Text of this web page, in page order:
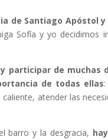
de Santiago Apóstol
Sofía y yo decidimos
participar de muchas
de todas ellas
atender las
barro y la desgracia,